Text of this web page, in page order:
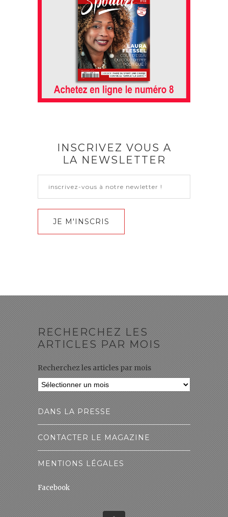
INSCRIVEZ VOUS A
LA NEWSLETTER
RECHERCHEZ LES
ARTICLES PAR MOIS
Recherchez les articles par mois
DANS LA PRESSE
CONTACTER LE MAGAZINE
MENTIONS LÉGALES
Facebook